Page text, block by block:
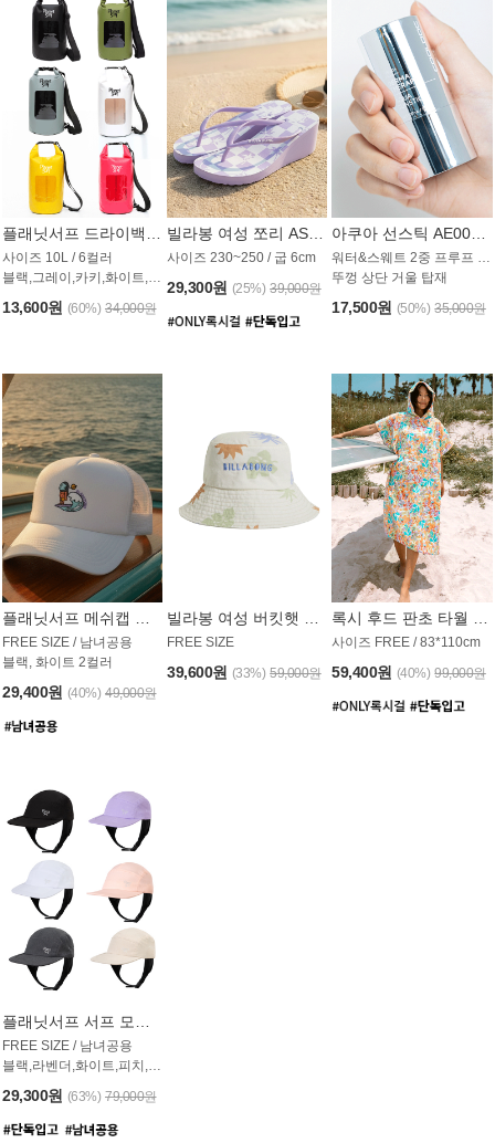
사이즈 10L / 6컬러
블랙,그레이,카키,화이트,옐로우,핑크
13,600원 (60%) 34,000원
사이즈 230~250 / 굽 6cm
29,300원 (25%) 39,000원
워터&스웨트 2중 프루프 / SPF 50+
뚜껑 상단 거울 탑재
17,500원 (50%) 35,000원
FREE SIZE / 남녀공용
블랙, 화이트 2컬러
29,400원 (40%) 49,000원
FREE SIZE
39,600원 (33%) 59,000원
사이즈 FREE / 83*110cm
59,400원 (40%) 99,000원
플래닛서프 서프 모자 UAC007PS
FREE SIZE / 남녀공용
블랙,라벤더,화이트,피치,그레이,오트밀 6컬러
29,300원 (63%) 79,000원